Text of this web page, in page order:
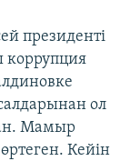
президенті
ол
Мамыр
Кейін